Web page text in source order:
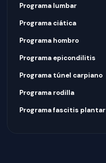
Programa lumbar
Programa ciática
Programa hombro
Programa epicondilitis
Programa túnel carpiano
Programa rodilla
Programa fascitis plantar